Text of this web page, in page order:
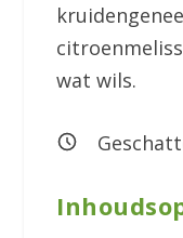
wat wils.